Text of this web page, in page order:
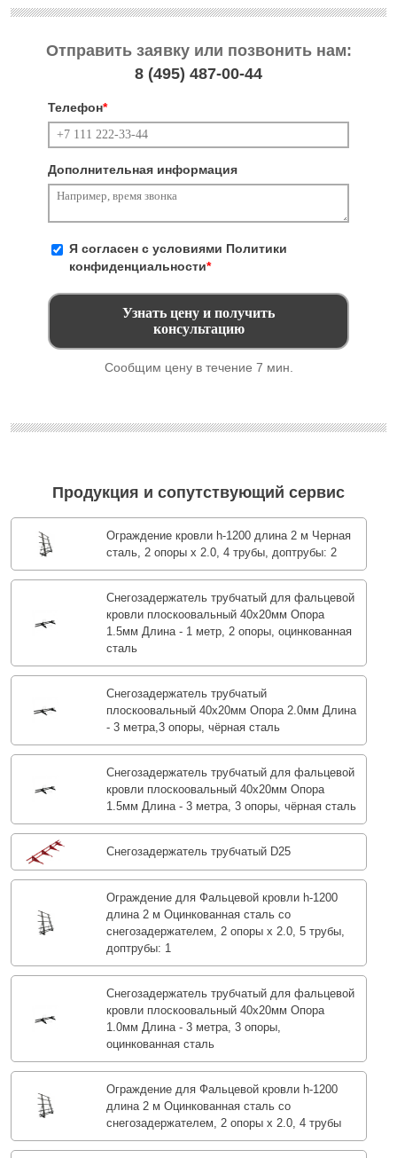
Отправить заявку или позвонить нам:
8 (495) 487-00-44
Телефон*
Дополнительная информация
Я согласен с условиями Политики
конфиденциальности*
Сообщим цену в течение 7 мин.
Продукция и сопутствующий сервис
Ограждение кровли h-1200 длина 2 м Черная
сталь, 2 опоры х 2.0, 4 трубы, доптрубы: 2
Снегозадержатель трубчатый для фальцевой
кровли плоскоовальный 40х20мм Опора
1.5мм Длина - 1 метр, 2 опоры, оцинкованная
сталь
Снегозадержатель трубчатый
плоскоовальный 40х20мм Опора 2.0мм Длина
- 3 метра,3 опоры, чёрная сталь
Снегозадержатель трубчатый для фальцевой
кровли плоскоовальный 40х20мм Опора
1.5мм Длина - 3 метра, 3 опоры, чёрная сталь
Снегозадержатель трубчатый D25
Ограждение для Фальцевой кровли h-1200
длина 2 м Оцинкованная сталь со
снегозадержателем, 2 опоры х 2.0, 5 трубы,
доптрубы: 1
Снегозадержатель трубчатый для фальцевой
кровли плоскоовальный 40х20мм Опора
1.0мм Длина - 3 метра, 3 опоры,
оцинкованная сталь
Ограждение для Фальцевой кровли h-1200
длина 2 м Оцинкованная сталь со
снегозадержателем, 2 опоры х 2.0, 4 трубы